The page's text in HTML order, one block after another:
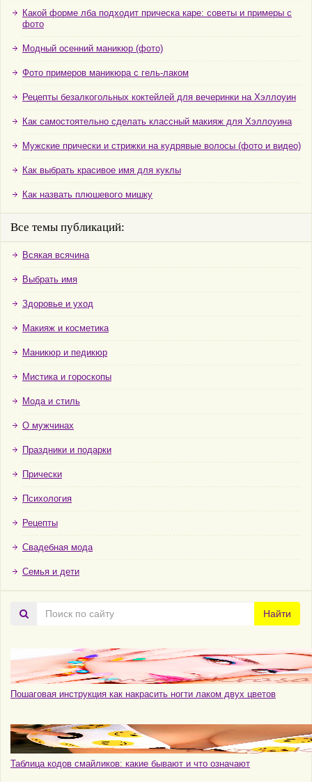
Какой форме лба подходит прическа каре: советы и примеры с
фото
Модный осенний маникюр (фото)
Фото примеров маникюра с гель-лаком
Рецепты безалкогольных коктейлей для вечеринки на Хэллоуин
Как самостоятельно сделать классный макияж для Хэллоуина
Мужские прически и стрижки на кудрявые волосы (фото и видео)
Как выбрать красивое имя для куклы
Как назвать плюшевого мишку
Все темы публикаций:
Всякая всячина
Выбрать имя
Здоровье и уход
Макияж и косметика
Маникюр и педикюр
Мистика и гороскопы
Мода и стиль
О мужчинах
Праздники и подарки
Прически
Психология
Рецепты
Свадебная мода
Семья и дети
Поиск
по
Найти
Пошаговая инструкция как накрасить ногти лаком двух цветов
Таблица кодов смайликов: какие бывают и что означают